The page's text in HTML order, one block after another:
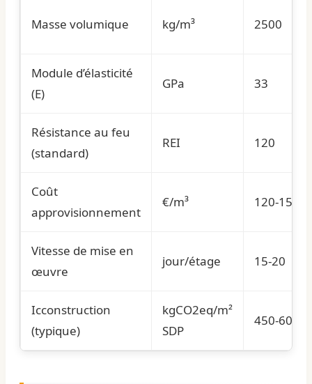
Masse volumique kg/m³ 2500
Module d’élasticité
(E)
GPa 33
Résistance au feu
(standard)
REI 120
Coût
approvisionnement
€/m³ 120-150
Vitesse de mise en
œuvre
jour/étage 15-20
Icconstruction
(typique)
kgCO2eq/m²
SDP
450-600